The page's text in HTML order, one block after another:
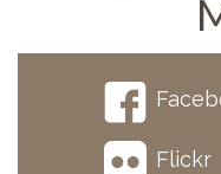
Flickr